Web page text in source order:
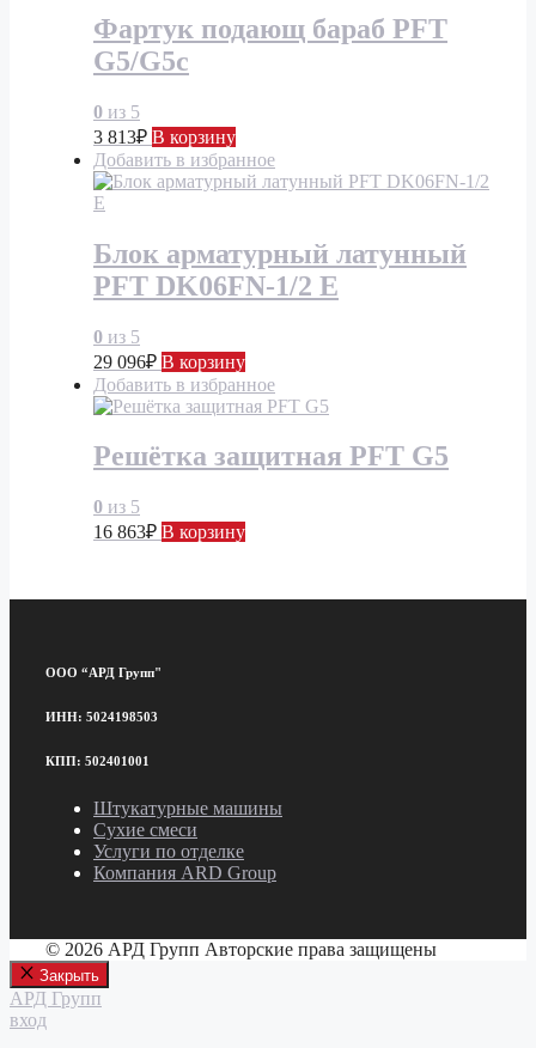
Фартук подающ бараб PFT
G5/G5c
0 из 5
3 813₽ В корзину
Добавить в избранное
Блок арматурный латунный
PFT DK06FN-1/2 E
0 из 5
29 096₽ В корзину
Добавить в избранное
Решётка защитная PFT G5
0 из 5
16 863₽ В корзину
ООО “АРД Групп"
ИНН: 5024198503
КПП: 502401001
Штукатурные машины
Сухие смеси
Услуги по отделке
Компания ARD Group
© 2026 АРД Групп Авторские права защищены
Закрыть
АРД Групп
вход